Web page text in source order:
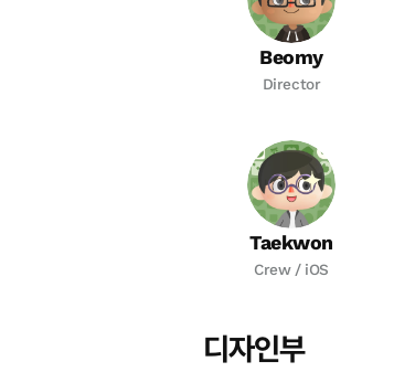
Beomy
Director
Taekwon
Crew / iOS
디자인부